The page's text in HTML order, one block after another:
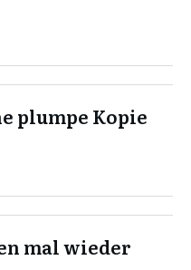
plumpe Kopie
mal wieder